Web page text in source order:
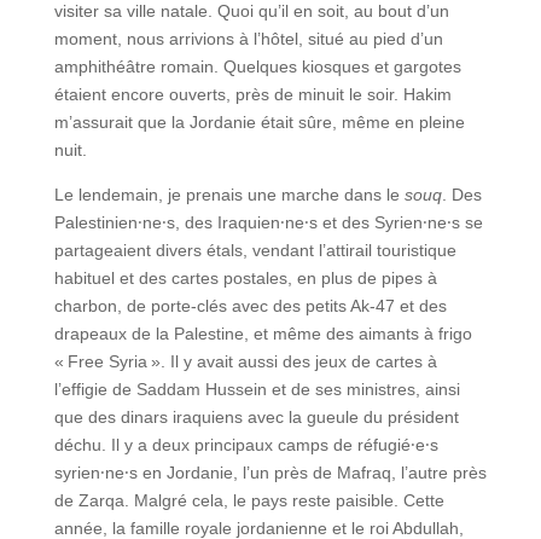
visiter sa ville natale. Quoi qu’il en soit, au bout d’un
moment, nous arrivions à l’hôtel, situé au pied d’un
amphithéâtre romain. Quelques kiosques et gargotes
étaient encore ouverts, près de minuit le soir. Hakim
m’assurait que la Jordanie était sûre, même en pleine
nuit.
Le lendemain, je prenais une marche dans le souq. Des
Palestinien⸱ne⸱s, des Iraquien⸱ne⸱s et des Syrien⸱ne⸱s se
partageaient divers étals, vendant l’attirail touristique
habituel et des cartes postales, en plus de pipes à
charbon, de porte-clés avec des petits Ak-47 et des
drapeaux de la Palestine, et même des aimants à frigo
« Free Syria ». Il y avait aussi des jeux de cartes à
l’effigie de Saddam Hussein et de ses ministres, ainsi
que des dinars iraquiens avec la gueule du président
déchu. Il y a deux principaux camps de réfugié⸱e⸱s
syrien⸱ne⸱s en Jordanie, l’un près de Mafraq, l’autre près
de Zarqa. Malgré cela, le pays reste paisible. Cette
année, la famille royale jordanienne et le roi Abdullah,